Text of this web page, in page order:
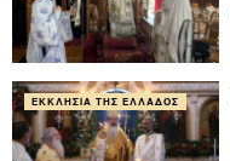
ΕΚΚΛΗΣΊΑ ΤΗΣ ΕΛΛΆΔΟΣ